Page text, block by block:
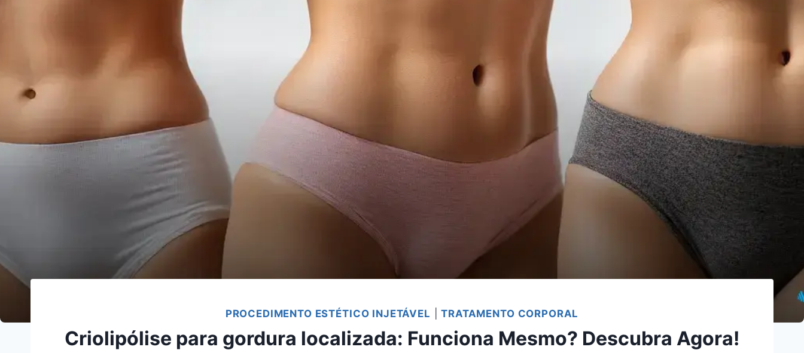
PROCEDIMENTO ESTÉTICO INJETÁVEL |TRATAMENTO CORPORAL
Criolipólise para gordura localizada: Funciona Mesmo? Descubra Agora!